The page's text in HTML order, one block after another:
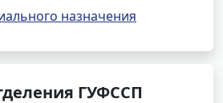
назначения
ГУФССП